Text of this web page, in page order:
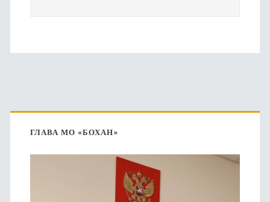
Основная
боковая
ГЛАВА МО «БОХАН»